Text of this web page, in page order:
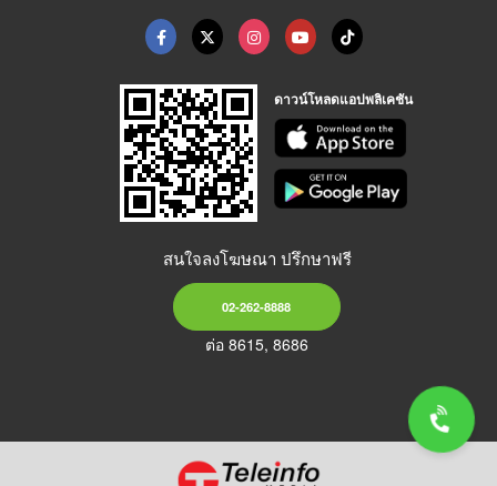
ดาวน์โหลดแอปพลิเคชัน
สนใจลงโฆษณา ปรึกษาฟรี
02-262-8888
ต่อ 8615, 8686